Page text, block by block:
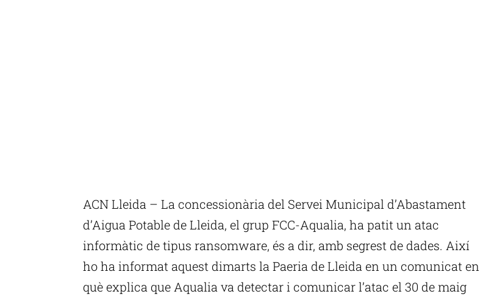
ACN Lleida – La concessionària del Servei Municipal d’Abastament
d’Aigua Potable de Lleida, el grup FCC-Aqualia, ha patit un atac
informàtic de tipus ransomware, és a dir, amb segrest de dades. Així
ho ha informat aquest dimarts la Paeria de Lleida en un comunicat en
què explica que Aqualia va detectar i comunicar l’atac el 30 de maig